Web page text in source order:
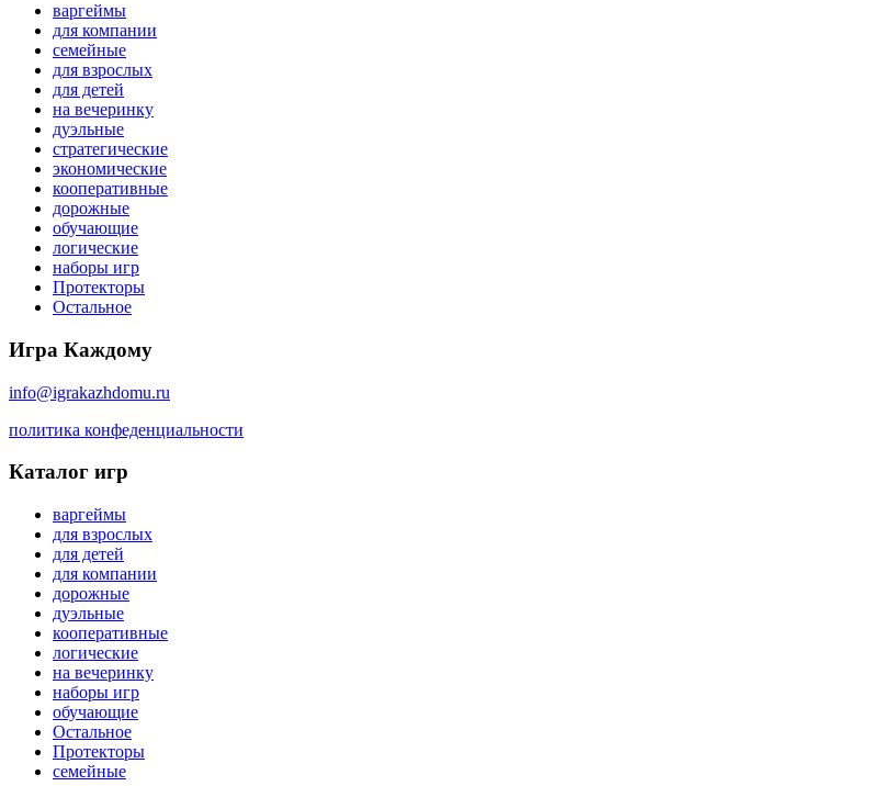
варгеймы
для компании
семейные
для взрослых
для детей
на вечеринку
дуэльные
стратегические
экономические
кооперативные
дорожные
обучающие
логические
наборы игр
Протекторы
Остальное
Игра Каждому
info@igrakazhdomu.ru
политика конфеденциальности
Каталог игр
варгеймы
для взрослых
для детей
для компании
дорожные
дуэльные
кооперативные
логические
на вечеринку
наборы игр
обучающие
Остальное
Протекторы
семейные